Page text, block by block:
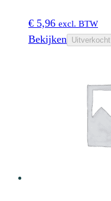
€ 5,96 excl. BTW
Bekijken Uitverkocht